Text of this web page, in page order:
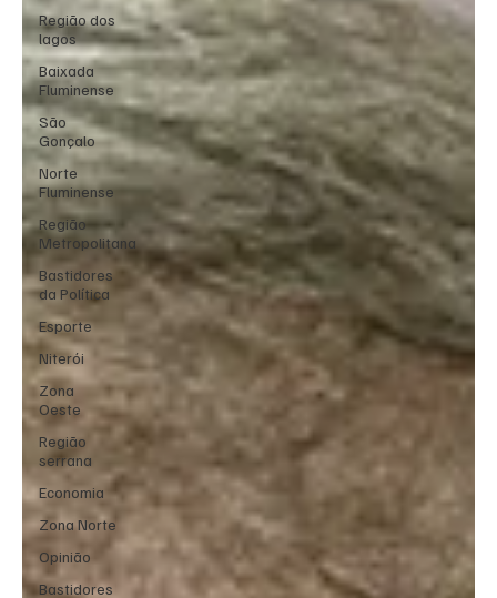
Região dos
lagos
Baixada
Fluminense
São
Gonçalo
Norte
Fluminense
Região
Metropolitana
Bastidores
da Política
Esporte
Niterói
Zona
Oeste
Região
serrana
Economia
Zona Norte
Opinião
Bastidores